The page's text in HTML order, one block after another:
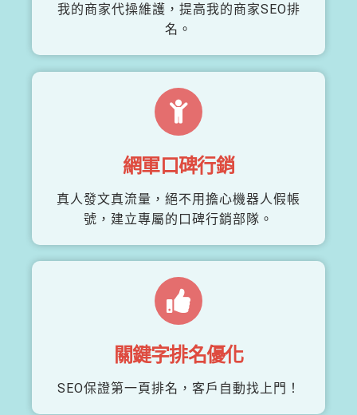
我的商家代操維護，提高我的商家SEO排
名。
網軍口碑行銷
真人發文真流量，絕不用擔心機器人假帳
號，建立專屬的口碑行銷部隊。
關鍵字排名優化
SEO保證第一頁排名，客戶自動找上門！